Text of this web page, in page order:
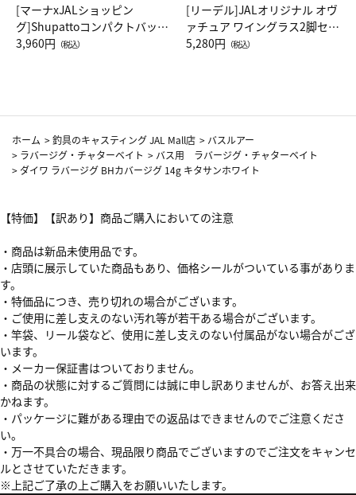
[マーナxJALショッピン
グ]Shupattoコンパクトバッグ
Drop JAL客室乗務員（LC）ス
3,960円 （税込）
[リーデル]JALオリジナル オヴ
ァチュア ワイングラス2脚セッ
ト（レッドワイン）
5,280円 （税込）
ホーム >釣具のキャスティング JAL Mall店 > バスルアー
> ラバージグ・チャターベイト > バス用 ラバージグ・チャターベイト
> ダイワ ラバージグ BHカバージグ 14g キタサンホワイト
【特価】【訳あり】商品ご購入においての注意
・商品は新品未使用品です。
・店頭に展示していた商品もあり、価格シールがついている事がありま
す。
・特価品につき、売り切れの場合がございます。
・ご使用に差し支えのない汚れ等が若干ある場合がございます。
・竿袋、リール袋など、使用に差し支えのない付属品がない場合がござ
います。
・メーカー保証書はついておりません。
・商品の状態に対するご質問には誠に申し訳ありませんが、お答え出来
かねます。
・パッケージに難がある理由での返品はできませんのでご注意くださ
い。
・万一不具合の場合、現品限り商品でございますのでご注文をキャンセ
ルとさせていただきます。
※上記ご了承の上ご購入をお願いいたします。